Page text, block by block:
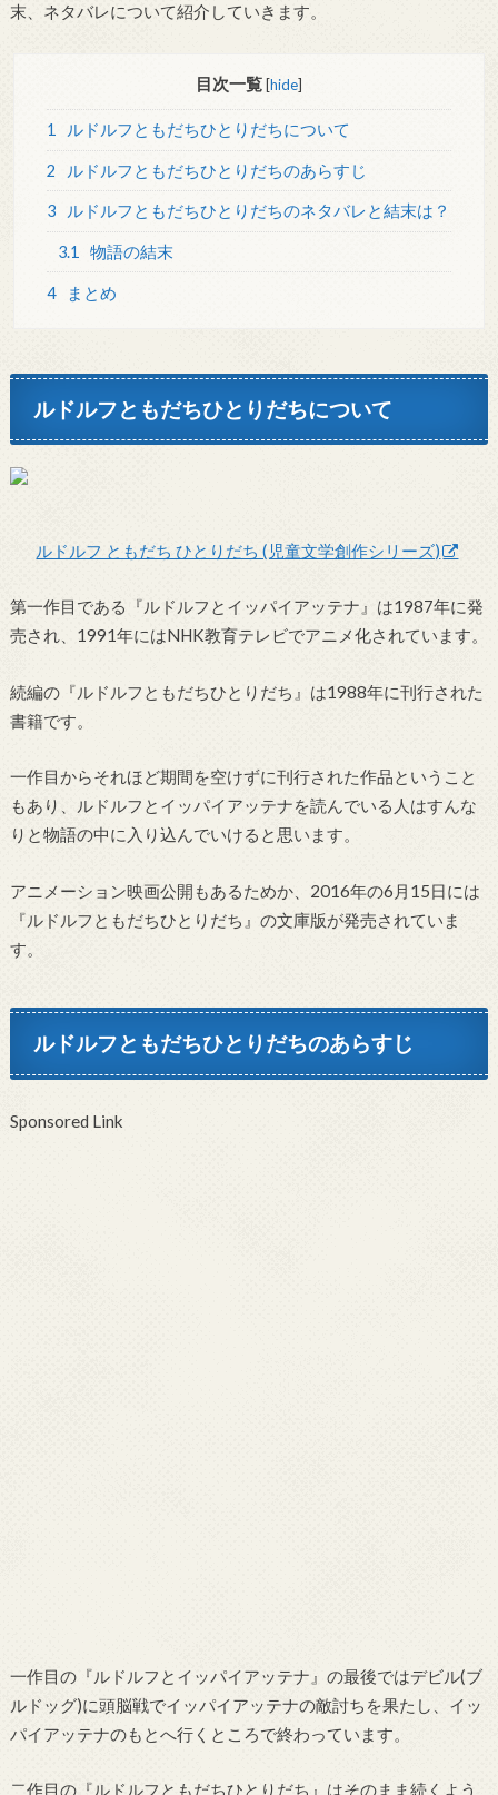
末、ネタバレについて紹介していきます。
目次一覧 [hide]
1 ルドルフともだちひとりだちについて
2 ルドルフともだちひとりだちのあらすじ
3 ルドルフともだちひとりだちのネタバレと結末は？
3.1 物語の結末
4 まとめ
ルドルフともだちひとりだちについて
ルドルフ ともだち ひとりだち (児童文学創作シリーズ)
第一作目である『ルドルフとイッパイアッテナ』は1987年に発
売され、1991年にはNHK教育テレビでアニメ化されています。
続編の『ルドルフともだちひとりだち』は1988年に刊行された
書籍です。
一作目からそれほど期間を空けずに刊行された作品ということ
もあり、ルドルフとイッパイアッテナを読んでいる人はすんな
りと物語の中に入り込んでいけると思います。
アニメーション映画公開もあるためか、2016年の6月15日には
『ルドルフともだちひとりだち』の文庫版が発売されていま
す。
ルドルフともだちひとりだちのあらすじ
Sponsored Link
一作目の『ルドルフとイッパイアッテナ』の最後ではデビル(ブ
ルドッグ)に頭脳戦でイッパイアッテナの敵討ちを果たし、イッ
パイアッテナのもとへ行くところで終わっています。
二作目の『ルドルフともだちひとりだち』はそのまま続くよう